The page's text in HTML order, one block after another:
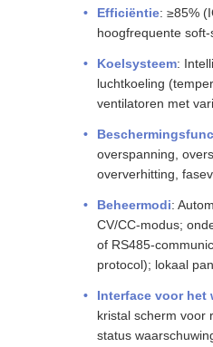
Efficiëntie: ≥85%
hoogfrequente soft-
Koelsysteem:
luchtkoeling
ventilatoren met
overspanning,
oververhitting,
Beheermodi:
CV/CC-modus;
of RS485-
protocol); lokaal
Interface voor het
kristal scherm voor
status